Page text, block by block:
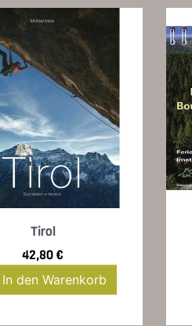
Vorschau
Tirol
Preis
42,80 €
In den Warenkorb